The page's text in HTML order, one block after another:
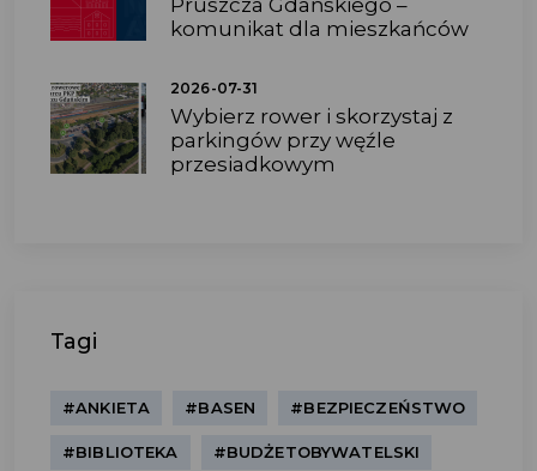
Pruszcza Gdańskiego –
komunikat dla mieszkańców
2026-07-31
Wybierz rower i skorzystaj z
parkingów przy węźle
przesiadkowym
Tagi
#ANKIETA #BASEN #BEZPIECZEŃSTWO
#BIBLIOTEKA #BUDŻETOBYWATELSKI